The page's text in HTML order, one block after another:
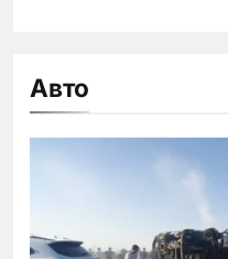
Авто